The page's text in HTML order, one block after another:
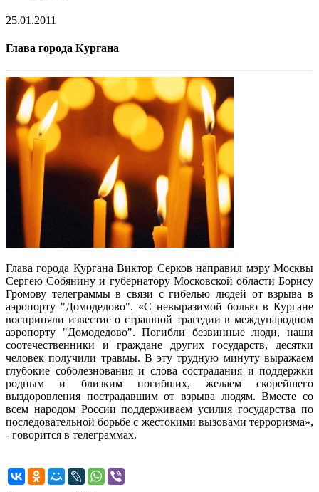
25.01.2011
Глава города Кургана
Глава города Кургана Виктор Серков направил мэру Москвы
Сергею Собянину и губернатору Московской области Борису
Громову телеграммы в связи с гибелью людей от взрыва в
аэропорту "Домодедово". «С невыразимой болью в Кургане
восприняли известие о страшной трагедии в международном
аэропорту "Домодедово". Погибли безвинные люди, наши
соотечественники и граждане других государств, десятки
человек получили травмы. В эту трудную минуту выражаем
глубокие соболезнования и слова сострадания и поддержки
родным и близким погибших, желаем скорейшего
выздоровления пострадавшим от взрыва людям. Вместе со
всем народом России поддерживаем усилия государства по
последовательной борьбе с жестокими вызовами терроризма»,
- говорится в телеграммах.